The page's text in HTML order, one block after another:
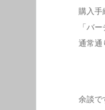
購入手
「バ
通常通
余談